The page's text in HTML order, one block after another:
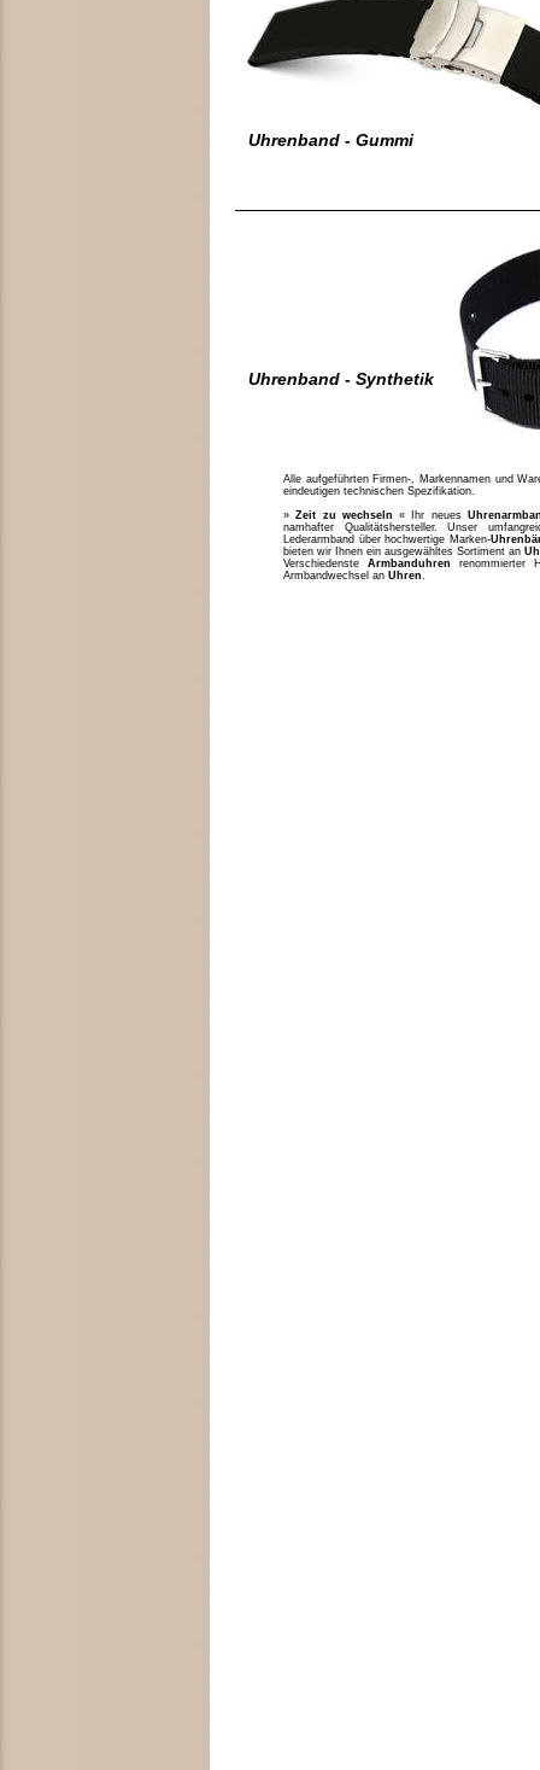
Uhrenband - Gummi
Uhrenband - Synthetik
Alle aufgeführten Firmen-, Markennamen und
eindeutigen technischen Spezifikation.
»Zeit zu wechseln « Ihr neues
namhafter Qualitätshersteller. Unser
Lederarmband über hochwertige Marken-
bieten wir Ihnen ein ausgewähltes Sortiment an
Verschiedenste Armbanduhren renommierter
Armbandwechsel an Uhren.